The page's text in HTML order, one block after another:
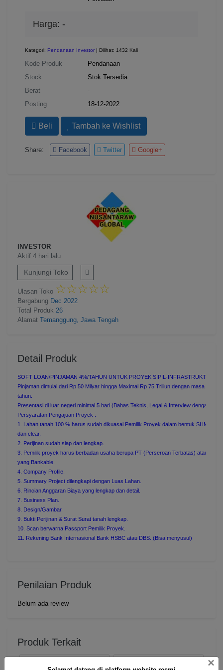
Harga: -
Kategori: Pendanaan Investor | Dilihat: 1432 Kali
Kode Produk
Pendanaan
Stock
Stok Tersedia
Berat
-
Posting
18-12-2022
Beli Tambah ke Wishlist
Share: Facebook Twitter Google+
INVESTOR
Aktif 4 hari lalu
Kunjungi Toko
Ulasan Toko ☆☆☆☆☆
★★★★★
Bergabung Dec 2022
Total Produk 26
Alamat Temanggung, Jawa Tengah
Detail Produk
SOFT LOAN/PINJAMAN 4%/TAHUN UNTUK PROYEK SIPIL-INFRASTRUKTUR
Pinjaman dimulai dari Rp 50 Milyar hingga Maximal Rp 75 Triliun dengan masa pinjam
tahun.
Presentasi di luar negeri minimal 5 hari (Bahas Teknis, Legal & Interview dengan
Persyaratan Pengajuan Proyek :
1. Lahan tanah 100 % harus sudah dikuasai Pemilik Proyek dalam bentuk SHM/
dan clear.
2. Perijinan sudah siap dan lengkap.
3. Pemilik proyek harus berbadan usaha berupa PT (Perseroan Terbatas) atau
yang Bankable.
4. Company Profile.
5. Summary Project dilengkapi dengan Luas Lahan.
6. Rincian Anggaran Biaya yang lengkap dan detail.
7. Business Plan.
8. Design/Gambar.
9. Bukti Perijinan & Surat Surat tanah lengkap.
10. Scan berwarna Passport Pemilik Proyek.
11. Rekening Bank Internasional Bank HSBC atau DBS. (Bisa menyusul)
Penilaian Produk
Belum ada review
Produk Terkait
×